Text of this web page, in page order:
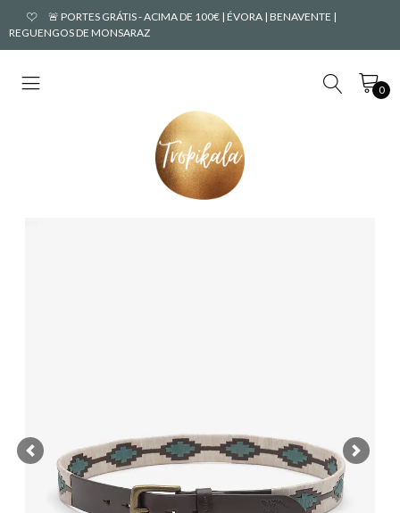
🚨 PORTES GRÁTIS - ACIMA DE 100€ | ÉVORA | BENAVENTE |
REGUENGOS DE MONSARAZ
0
Previous Next